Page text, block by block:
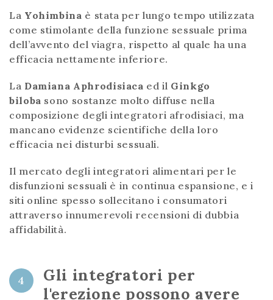
La Yohimbina è stata per lungo tempo utilizzata
come stimolante della funzione sessuale prima
dell’avvento del viagra, rispetto al quale ha una
efficacia nettamente inferiore.
La Damiana Aphrodisiaca ed il Ginkgo
biloba sono sostanze molto diffuse nella
composizione degli integratori afrodisiaci, ma
mancano evidenze scientifiche della loro
efficacia nei disturbi sessuali.
Il mercato degli integratori alimentari per le
disfunzioni sessuali è in continua espansione, e i
siti online spesso sollecitano i consumatori
attraverso innumerevoli recensioni di dubbia
affidabilità.
4
Gli integratori per
l'erezione possono avere